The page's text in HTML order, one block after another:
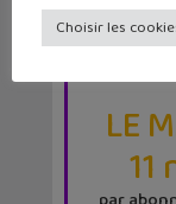
LE
Choisir les